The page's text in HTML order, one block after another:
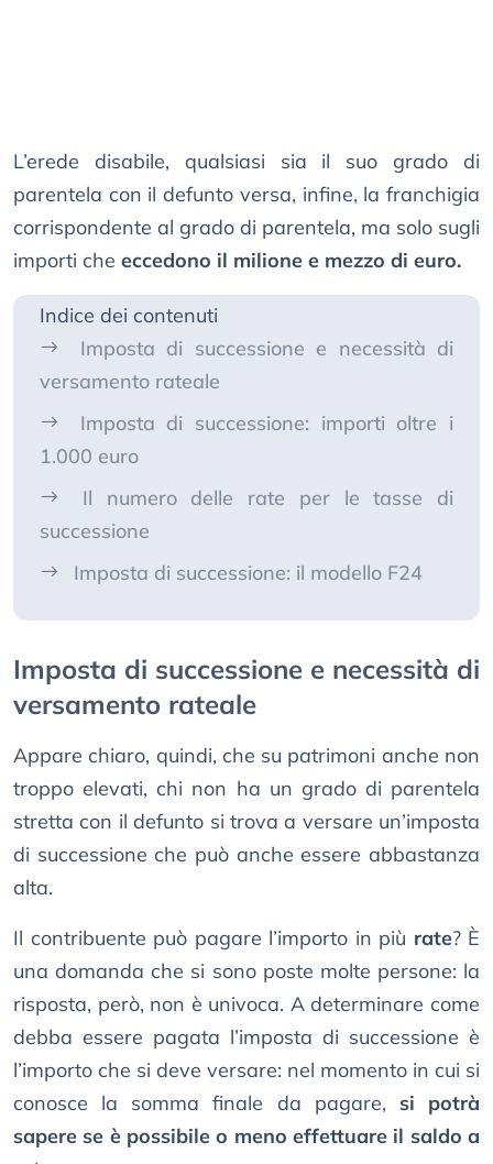
L’erede disabile, qualsiasi sia il suo grado di
parentela con il defunto versa, infine, la franchigia
corrispondente al grado di parentela, ma solo sugli
importi che eccedono il milione e mezzo di euro.
Indice dei contenuti
Imposta di successione e necessità di
versamento rateale
Imposta di successione: importi oltre i
1.000 euro
Il numero delle rate per le tasse di
successione
Imposta di successione: il modello F24
Imposta di successione e necessità di
versamento rateale
Appare chiaro, quindi, che su patrimoni anche non
troppo elevati, chi non ha un grado di parentela
stretta con il defunto si trova a versare un’imposta
di successione che può anche essere abbastanza
alta.
Il contribuente può pagare l’importo in più rate? È
una domanda che si sono poste molte persone: la
risposta, però, non è univoca. A determinare come
debba essere pagata l’imposta di successione è
l’importo che si deve versare: nel momento in cui si
conosce la somma finale da pagare, si potrà
sapere se è possibile o meno effettuare il saldo a